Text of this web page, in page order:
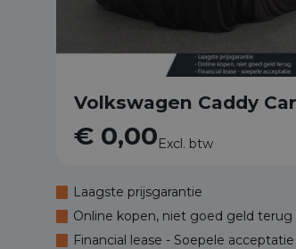
Volkswagen Caddy
€ 0,00Excl. btw
Laagste prijsgarantie
Online kopen, niet goed geld terug
Financial lease - Soepele acceptatie